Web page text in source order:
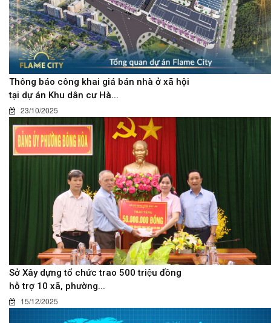
Thông báo công khai giá bán nhà ở xã hội
tại dự án Khu dân cư Hà...
23/10/2025
Sở Xây dựng tổ chức trao 500 triệu đồng
hỗ trợ 10 xã, phường...
15/12/2025